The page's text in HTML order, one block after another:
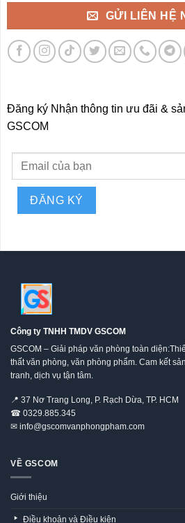
GỬI LIÊN HỆ
Đăng ký Nhận thông tin ưu đãi &
GSCOM
Công ty TNHH TMDV GSCOM
GSCOM – Giải pháp văn phòng toàn
thất văn phòng, văn phòng phẩm. Cam kết
tranh, dịch vụ tận tâm.
📍 37 Nơ Trang Long, P. Rạch Dừa, TP. HCM
☎ 0329.885.345
✉ info@gscomvanphongpham.com
VỀ GSCOM
Giới thiệu
Điều khoản và Điều kiện